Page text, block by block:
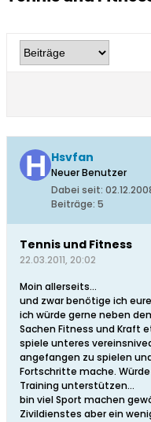
Hsvfan
Neuer Benutzer
Dabei seit:
Beiträge: 5
Tennis und Fitness
22.03.2011, 20:02
Moin allerseits...
und zwar benötige ich
ich würde gerne neben
Sachen Fitness und Kraft
spiele unteres
angefangen zu spielen
Fortschritte mache.
Training unterstützen...
bin viel Sport machen
Zivildienstes aber ein